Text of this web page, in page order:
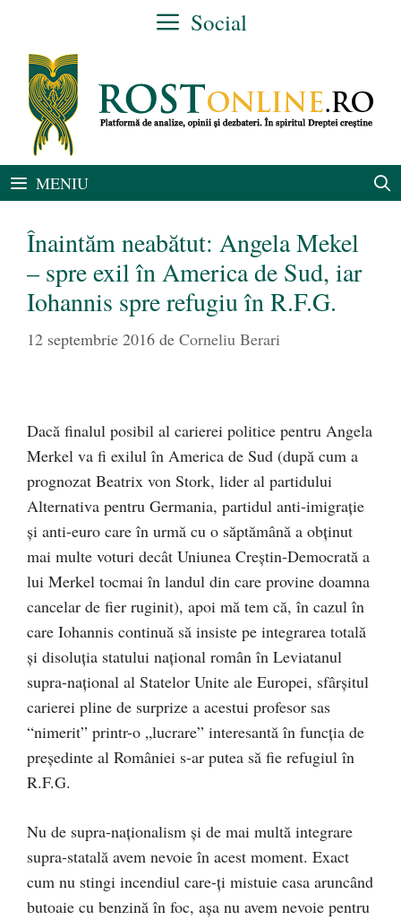
conținut
Social
MENIU
Înaintăm neabătut: Angela Mekel
– spre exil în America de Sud, iar
Iohannis spre refugiu în R.F.G.
12 septembrie 2016 de Corneliu Berari
Dacă finalul posibil al carierei politice pentru Angela
Merkel va fi exilul în America de Sud (după cum a
prognozat Beatrix von Stork, lider al partidului
Alternativa pentru Germania, partidul anti-imigrație
și anti-euro care în urmă cu o săptămână a obținut
mai multe voturi decât Uniunea Creștin-Democrată a
lui Merkel tocmai în landul din care provine doamna
cancelar de fier ruginit), apoi mă tem că, în cazul în
care Iohannis continuă să insiste pe integrarea totală
și disoluția statului național român în Leviatanul
supra-național al Statelor Unite ale Europei, sfârșitul
carierei pline de surprize a acestui profesor sas
“nimerit” printr-o „lucrare” interesantă în funcția de
președinte al României s-ar putea să fie refugiul în
R.F.G.
Nu de supra-naționalism și de mai multă integrare
supra-statală avem nevoie în acest moment. Exact
cum nu stingi incendiul care-ți mistuie casa aruncând
butoaie cu benzină în foc, așa nu avem nevoie pentru